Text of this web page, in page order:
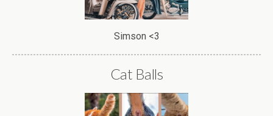
Simson <3
Cat Balls